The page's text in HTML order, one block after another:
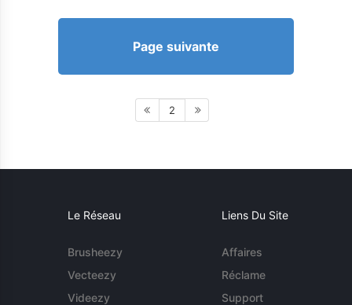
Page suivante
2
Le Réseau
Brusheezy
Vecteezy
Videezy
Liens Du Site
Affaires
Réclame
Support